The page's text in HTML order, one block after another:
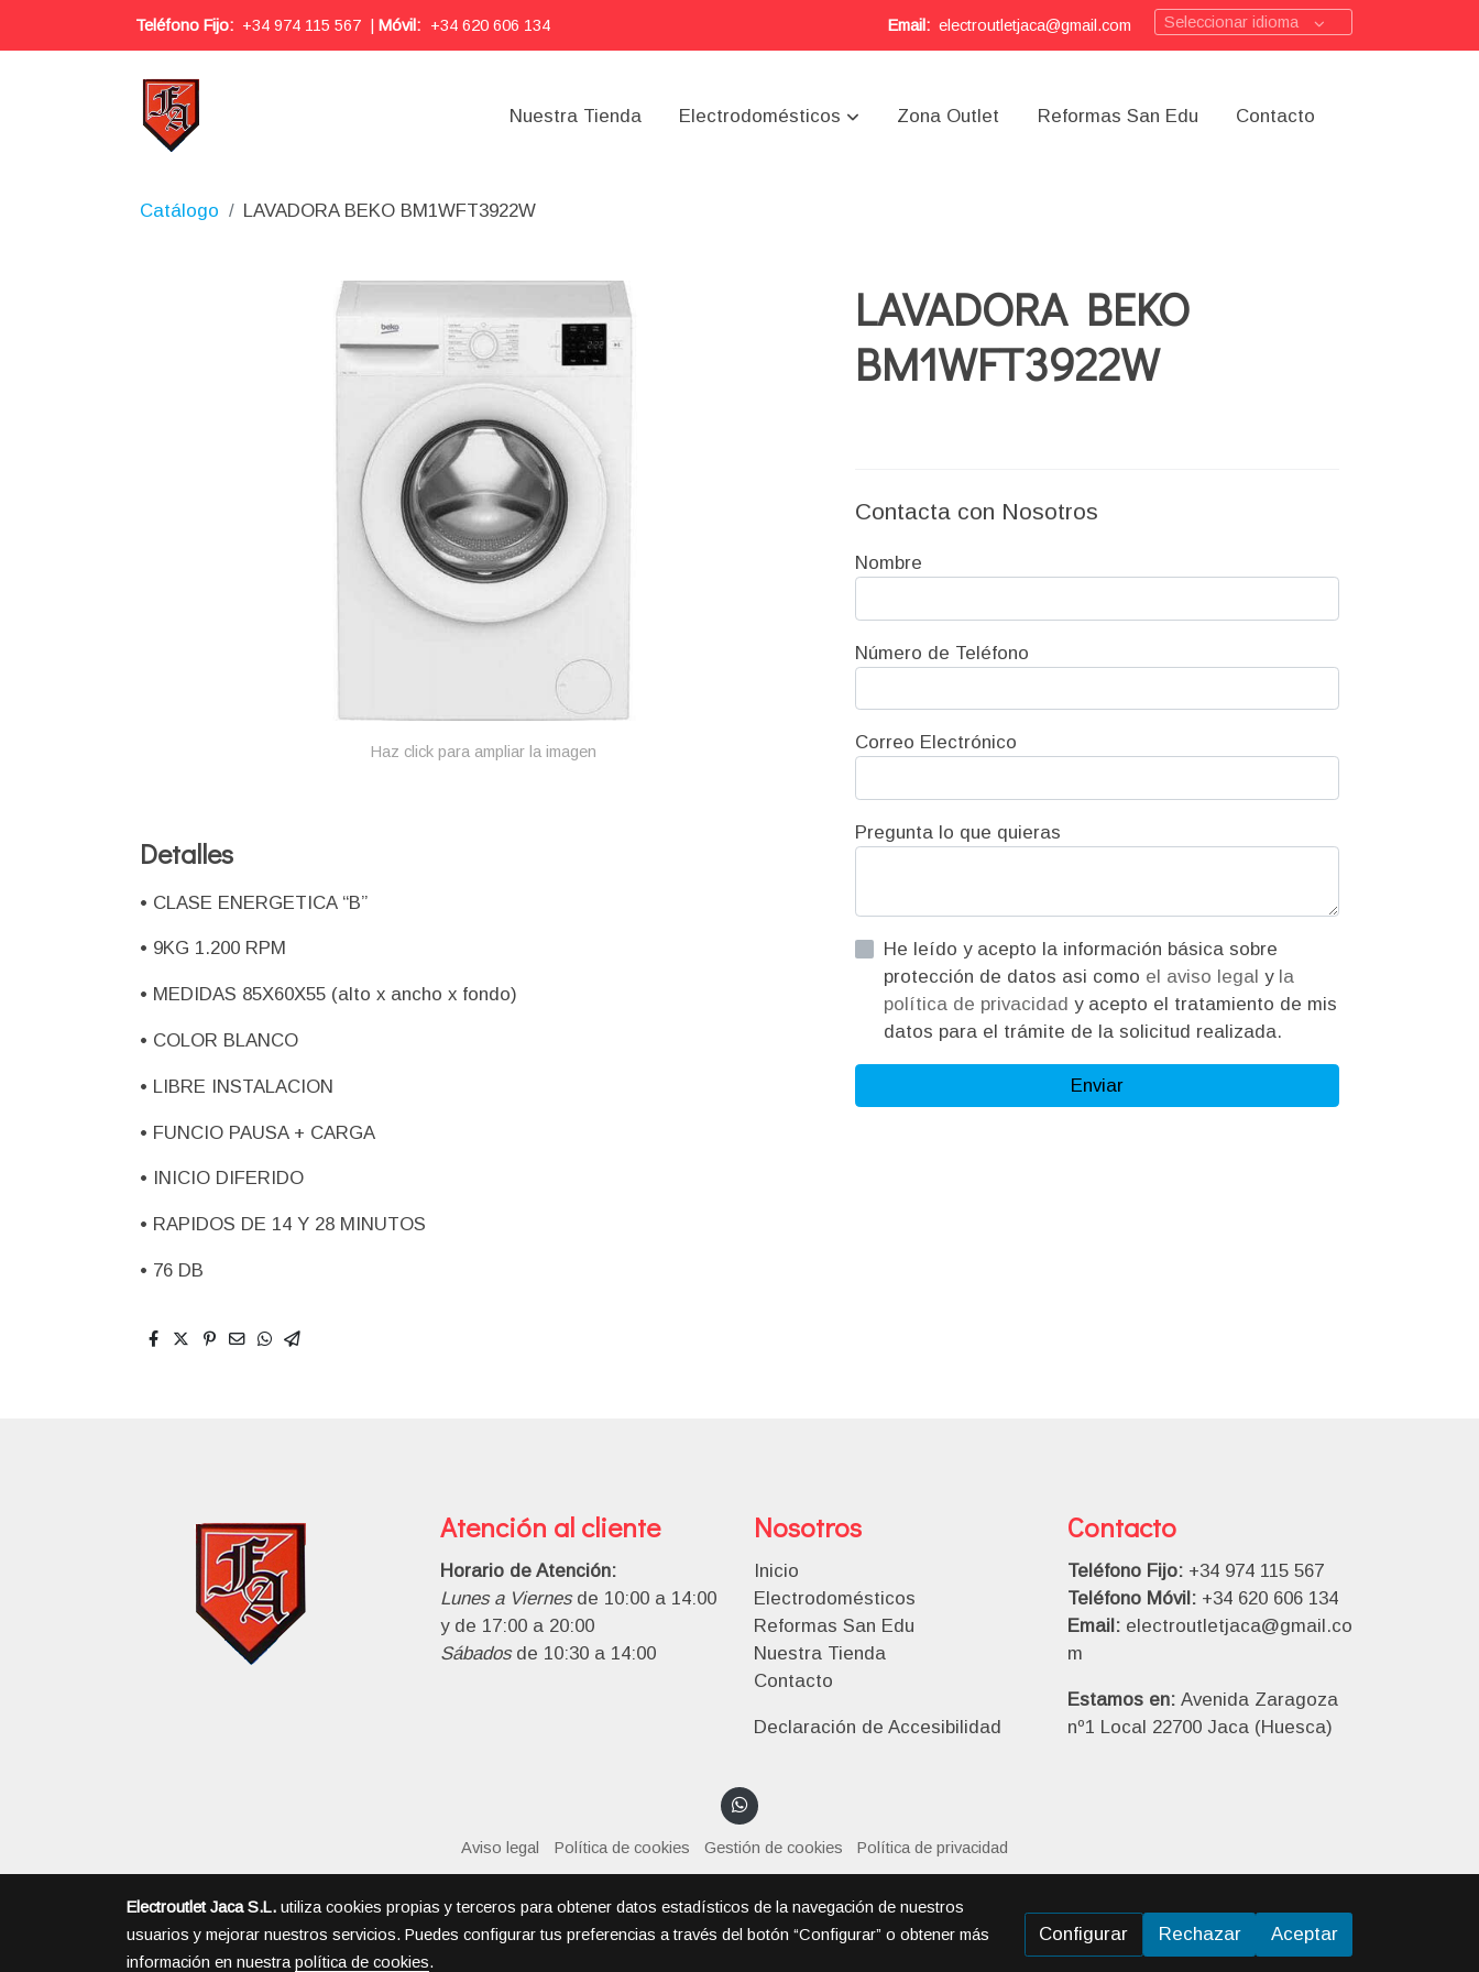
Teléfono Fijo: +34 974 115 567 Móvil: +34 620 606 134 Email: electroutletjaca@gmail.com Seleccionar idioma
Nuestra Tienda Electrodomésticos Zona Outlet Reformas San Edu Contacto
Catálogo LAVADORA BEKO BM1WFT3922W
Haz click para ampliar la imagen
Detalles
• CLASE ENERGETICA “B”
• 9KG 1.200 RPM
• MEDIDAS 85X60X55 (alto x ancho x fondo)
• COLOR BLANCO
• LIBRE INSTALACION
• FUNCIO PAUSA + CARGA
• INICIO DIFERIDO
• RAPIDOS DE 14 Y 28 MINUTOS
• 76 DB
LAVADORA BEKO
BM1WFT3922W
Contacta con Nosotros
Nombre
Número de Teléfono
Correo Electrónico
Pregunta lo que quieras
He leído y acepto la información básica sobre
protección de datos asi como el aviso legal y la
política de privacidad y acepto el tratamiento de mis
datos para el trámite de la solicitud realizada.
Enviar
Atención al cliente
Horario de Atención:
Lunes a Viernesde 10:00 a 14:00
y de 17:00 a 20:00
Sábadosde 10:30 a 14:00
Nosotros
Inicio
Electrodomésticos
Reformas San Edu
Nuestra Tienda
Contacto
Declaración de Accesibilidad
Contacto
Teléfono Fijo: +34 974 115 567
Teléfono Móvil:+34 620 606 134
Email: electroutletjaca@gmail.co
m
Estamos en: Avenida Zaragoza
nº1 Local 22700 Jaca (Huesca)
Aviso legal Política de cookies Gestión de cookies Política de privacidad
Electroutlet Jaca S.L.utiliza cookies propias y terceros para obtener datos estadísticos de la navegación de nuestros
usuarios y mejorar nuestros servicios. Puedes configurar tus preferencias a través del botón “Configurar” o obtener más
información en nuestrapolítica de cookies.
Configurar Rechazar Aceptar